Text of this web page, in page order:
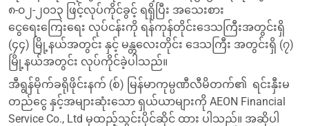
၈-၀၂-၂၀၁၃ ဖြင့်လုပ်ကိုင်ခွင့် ရရှိပြီး အသေးစား
ငွေရေးကြေးရေး လုပ်ငန်းကို ရန်ကုန်တိုင်းဒေသကြီးအတွင်းရှိ
(၄၄) မြို့နယ်အတွင်း နှင့် မန္တလေးတိုင်း ဒေသကြီး အတွင်းရှိ (၇)
မြို့နယ်အတွင်း လုပ်ကိုင်ခဲ့ပါသည်။
အီရွန်မိုက်ခရိုဖိုင်းနက် (စ်) မြန်မာကုမ္ပဏီလီမိတက်၏ ရင်းနှီးမ
တည်ငွေ နှင့်အများဆုံးသော ရှယ်ယာများကို AEON Financial
Service Co., Ltd မှထည့်သွင်းပိုင်ဆိုင် ထား ပါသည်။ အဆိုပါ